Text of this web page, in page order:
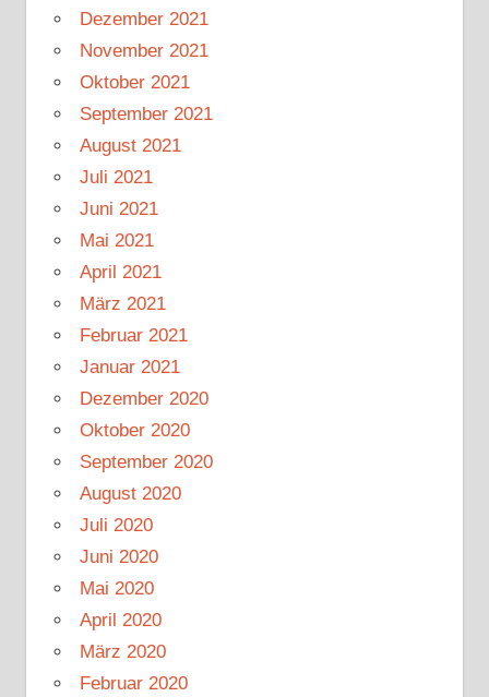
Dezember 2021
November 2021
Oktober 2021
September 2021
August 2021
Juli 2021
Juni 2021
Mai 2021
April 2021
März 2021
Februar 2021
Januar 2021
Dezember 2020
Oktober 2020
September 2020
August 2020
Juli 2020
Juni 2020
Mai 2020
April 2020
März 2020
Februar 2020